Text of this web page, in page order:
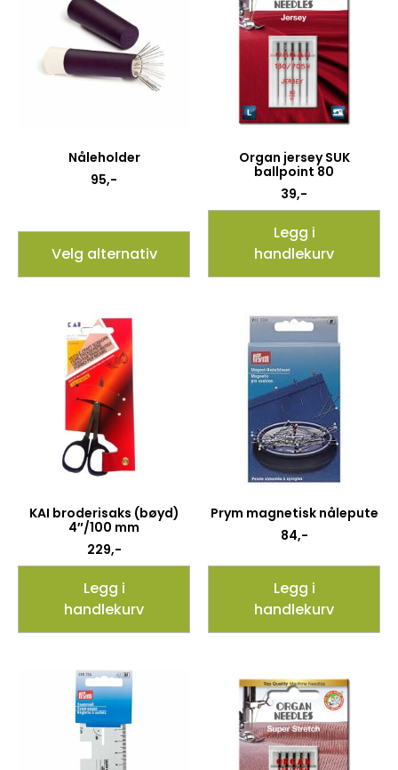
Nåleholder
95,-
Velg alternativ
Organ jersey SUK
ballpoint 80
39,-
Legg i
handlekurv
KAI broderisaks (bøyd)
4″/100 mm
229,-
Legg i
handlekurv
Prym magnetisk nålepute
84,-
Legg i
handlekurv